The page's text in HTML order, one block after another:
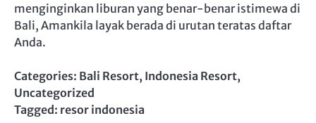
menginginkan liburan yang benar-benar istimewa di
Bali, Amankila layak berada di urutan teratas daftar
Anda.
Categories: Bali Resort, Indonesia Resort,
Uncategorized
Tagged: resor indonesia